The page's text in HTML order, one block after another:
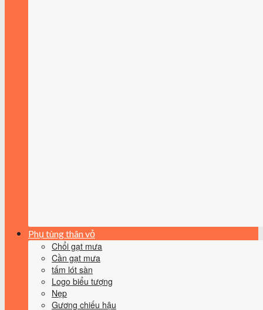
Phụ tùng thân vỏ
Chổi gạt mưa
Cần gạt mưa
tấm lót sàn
Logo biểu tượng
Nẹp
Gương chiếu hậu